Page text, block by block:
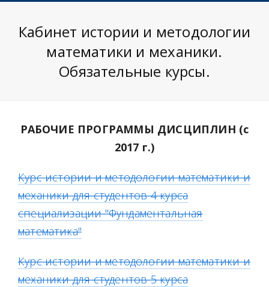
Кабинет истории и методологии
математики и механики.
Обязательные курсы.
РАБОЧИЕ ПРОГРАММЫ ДИСЦИПЛИН (с
2017 г.)
Курс истории и методологии математики и
механики для студентов 4 курса
специализации "Фундаментальная
математика"
Курс истории и методологии математики и
механики для студентов 5 курса